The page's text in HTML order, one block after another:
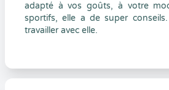
adapté à vos goûts, à votre
sportifs, elle a de super
travailler avec elle.